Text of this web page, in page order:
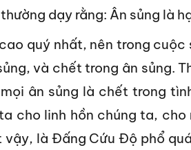
dạy rằng: Ân sủng là
quý nhất, nên trong
và chết trong ân sủng.
ân sủng là chết trong
cho linh hồn chúng ta,
là Đấng Cứu Độ phổ